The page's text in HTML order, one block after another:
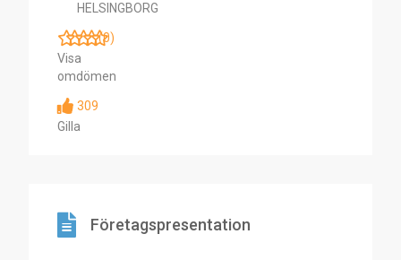
HELSINGBORG
(0)
Visa
omdömen
309
Gilla
Företagspresentation